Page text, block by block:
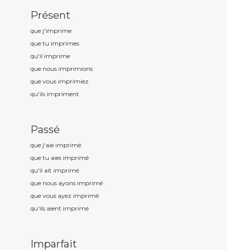
Présent
que j'imprime
que tu imprimes
qu'il imprime
que nous imprimions
que vous imprimiez
qu'ils impriment
Passé
que j'aie imprimé
que tu aies imprimé
qu'il ait imprimé
que nous ayons imprimé
que vous ayez imprimé
qu'ils aient imprimé
Imparfait